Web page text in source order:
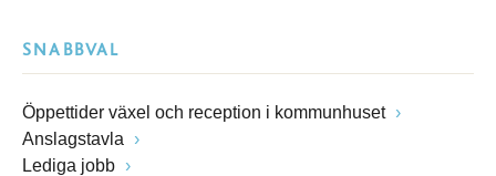
SNABBVAL
Öppettider växel och reception i kommunhuset
Anslagstavla
Lediga jobb